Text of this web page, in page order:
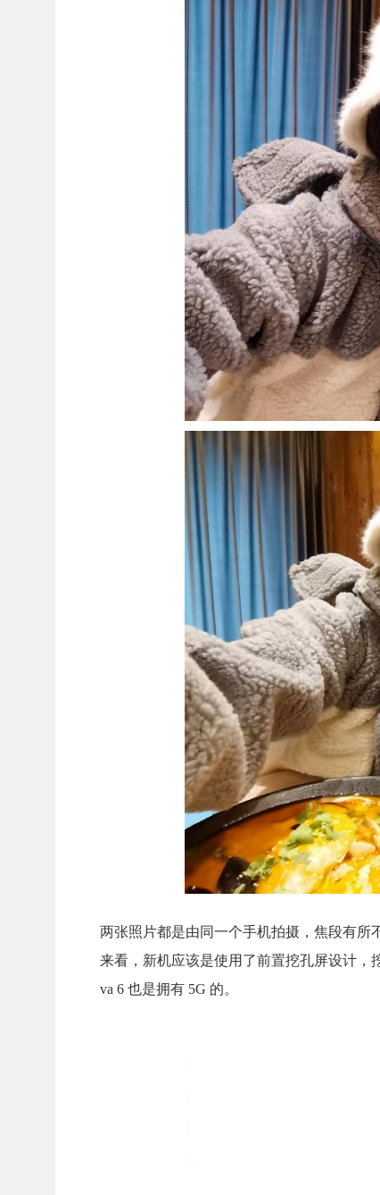
两张照片都是由同一个手机拍摄，焦段有所
来看，新机应该是使用了前置挖孔屏设计，
va 6 也是拥有 5G 的。